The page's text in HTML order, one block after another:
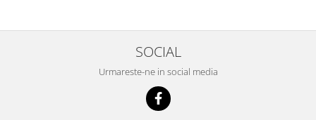
SOCIAL
Urmareste-ne in social media